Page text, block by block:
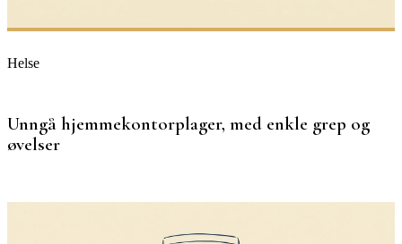
Helse
Unngå hjemmekontorplager, med enkle grep og
øvelser